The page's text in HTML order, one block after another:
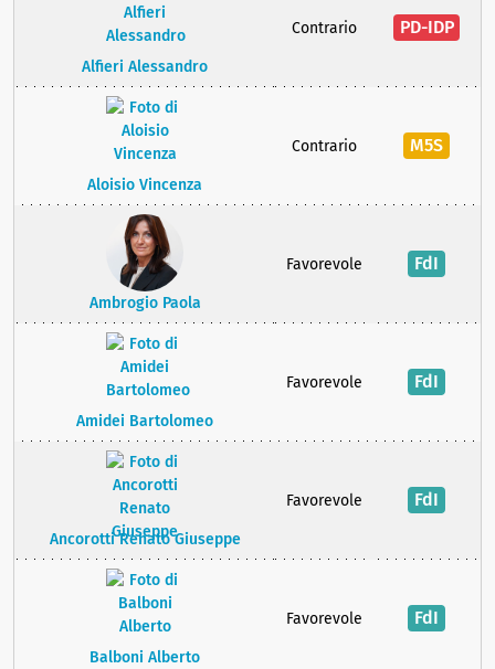
Alfieri Alessandro
Contrario PD-IDP
Aloisio Vincenza
Contrario M5S
Ambrogio Paola
Favorevole FdI
Amidei Bartolomeo
Favorevole FdI
Ancorotti Renato Giuseppe
Favorevole FdI
Balboni Alberto
Favorevole FdI